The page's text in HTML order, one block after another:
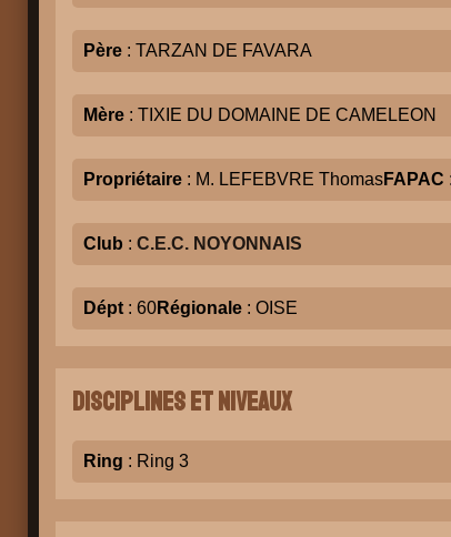
Père : TARZAN DE FAVARA
Mère : TIXIE DU DOMAINE DE CAMELEON
Propriétaire : M. LEFEBVRE ThomasFAPAC
Club : C.E.C. NOYONNAIS
Dépt : 60Régionale : OISE
Disciplines et niveaux
Ring : Ring 3